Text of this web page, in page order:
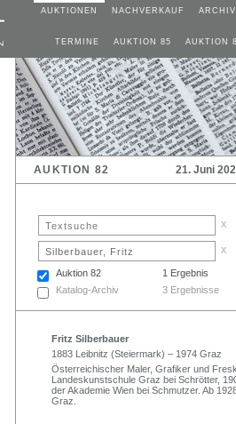
AUKTIONEN NACHVERKAUF ARCHIV
TERMINE AUKTION 85 AUKTION
AUKTION 82 21. Juni
x
x
Auktion 82
1 Ergebnis
Katalog-Archiv
3 Ergebnisse
Fritz Silberbauer
1883 Leibnitz (Steiermark) – 1974 Graz
Österreichischer Maler, Grafiker und
Landeskunstschule Graz bei Schrötter,
der Akademie Wien bei Schmutzer. Ab
Graz.